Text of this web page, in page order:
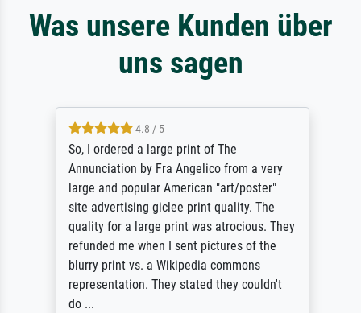
Was unsere Kunden über
uns sagen
4.8 / 5
So, I ordered a large print of The
Annunciation by Fra Angelico from a very
large and popular American "art/poster"
site advertising giclee print quality. The
quality for a large print was atrocious. They
refunded me when I sent pictures of the
blurry print vs. a Wikipedia commons
representation. They stated they couldn't
do ...